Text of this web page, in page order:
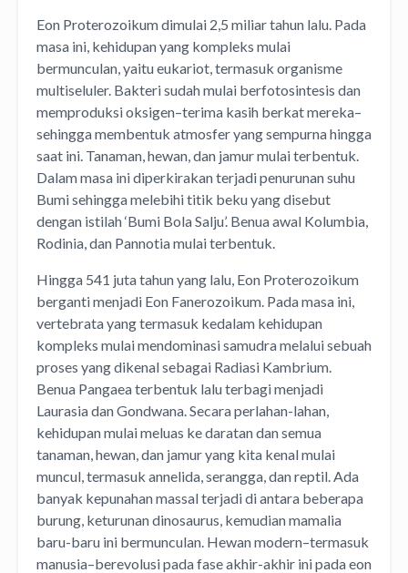
Eon Proterozoikum dimulai 2,5 miliar tahun lalu. Pada
masa ini, kehidupan yang kompleks mulai
bermunculan, yaitu eukariot, termasuk organisme
multiseluler. Bakteri sudah mulai berfotosintesis dan
memproduksi oksigen–terima kasih berkat mereka–
sehingga membentuk atmosfer yang sempurna hingga
saat ini. Tanaman, hewan, dan jamur mulai terbentuk.
Dalam masa ini diperkirakan terjadi penurunan suhu
Bumi sehingga melebihi titik beku yang disebut
dengan istilah ‘Bumi Bola Salju’. Benua awal Kolumbia,
Rodinia, dan Pannotia mulai terbentuk.
Hingga 541 juta tahun yang lalu, Eon Proterozoikum
berganti menjadi Eon Fanerozoikum. Pada masa ini,
vertebrata yang termasuk kedalam kehidupan
kompleks mulai mendominasi samudra melalui sebuah
proses yang dikenal sebagai Radiasi Kambrium.
Benua Pangaea terbentuk lalu terbagi menjadi
Laurasia dan Gondwana. Secara perlahan-lahan,
kehidupan mulai meluas ke daratan dan semua
tanaman, hewan, dan jamur yang kita kenal mulai
muncul, termasuk annelida, serangga, dan reptil. Ada
banyak kepunahan massal terjadi di antara beberapa
burung, keturunan dinosaurus, kemudian mamalia
baru-baru ini bermunculan. Hewan modern–termasuk
manusia–berevolusi pada fase akhir-akhir ini pada eon